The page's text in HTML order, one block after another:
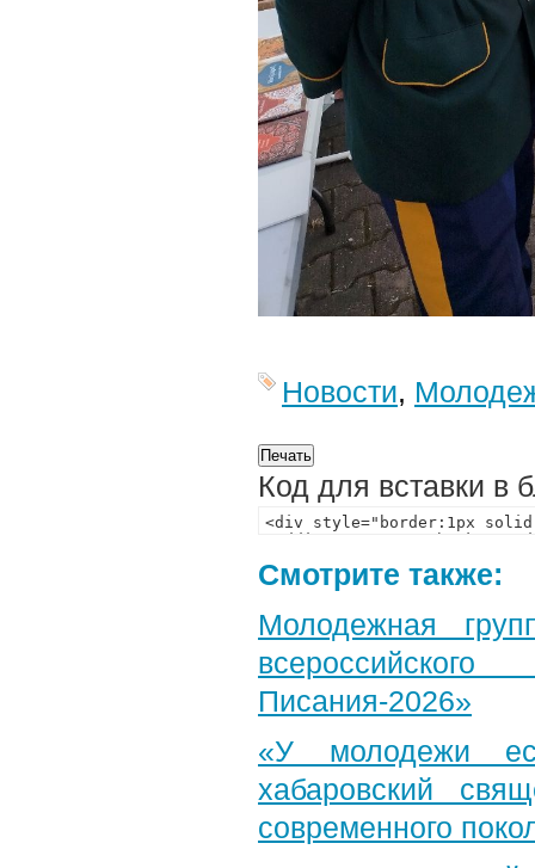
Новости,
Код для вставки в
Смотрите также:
Молодежная
Писания-2026»
«У молодежи
хабаровский
современного